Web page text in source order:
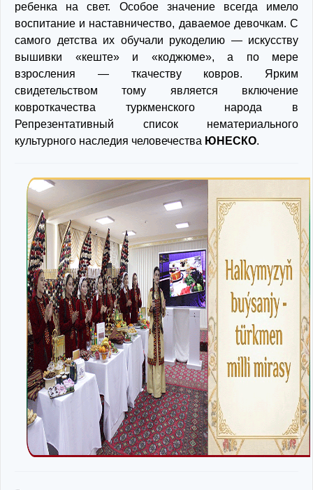
ребенка на свет. Особое значение всегда имело
воспитание и наставничество, даваемое девочкам. С
самого детства их обучали рукоделию — искусству
вышивки «кеште» и «коджюме», а по мере
взросления — ткачеству ковров. Ярким
свидетельством тому является включение
ковроткачества туркменского народа в
Репрезентативный список нематериального
культурного наследия человечества ЮНЕСКО.